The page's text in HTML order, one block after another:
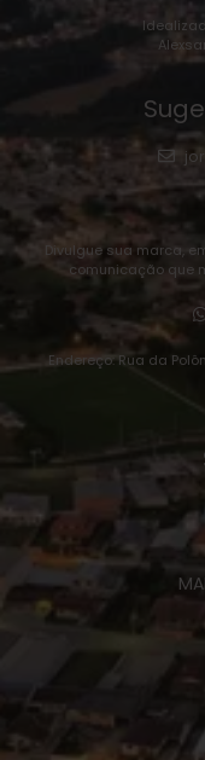
Divulgue sua marca,
comunicação que
Endereço: Rua da